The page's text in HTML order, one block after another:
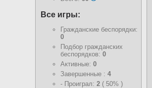
Все игры:
Гражданские беспорядки:
0
Подбор гражданских
беспорядков: 0
Активные: 0
Завершенные : 4
- Проиграл: 2 ( 50% )